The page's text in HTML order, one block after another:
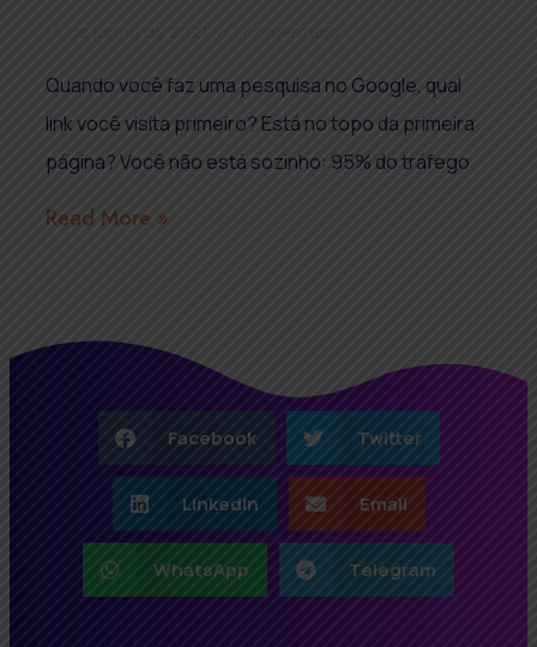
Quando você faz uma pesquisa no Google, qual
link você visita primeiro? Está no topo da primeira
página? Você não está sozinho: 95% do tráfego
Read More »
Facebook Twitter
LinkedIn Email
WhatsApp Telegram